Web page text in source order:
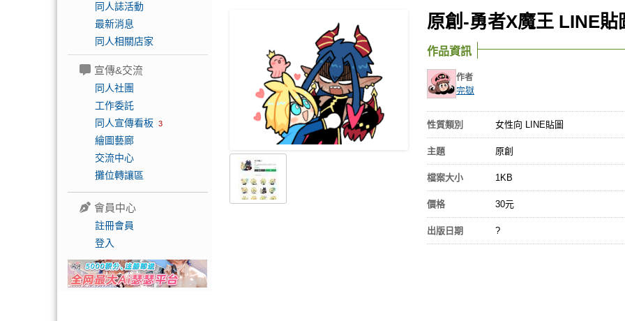
同人誌活動
最新消息
同人相關店家
宣傳&交流
同人社團
工作委託
同人宣傳看板 3
繪圖藝廊
交流中心
攤位轉讓區
會員中心
註冊會員
登入
原創-勇者X魔王 LINE貼
作品資訊
作者
完獄
性質類別 女性向 LINE貼圖
主題 原創
檔案大小 1KB
價格 30元
出版日期 ?